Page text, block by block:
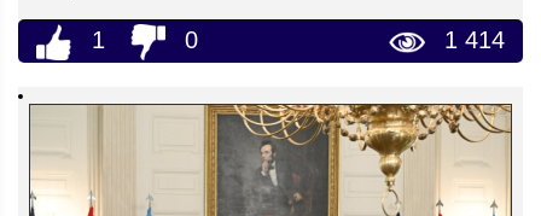
1 0 1 414